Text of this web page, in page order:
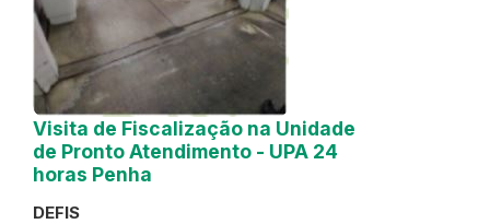
Visita de Fiscalização na Unidade
de Pronto Atendimento - UPA 24
horas Penha
DEFIS